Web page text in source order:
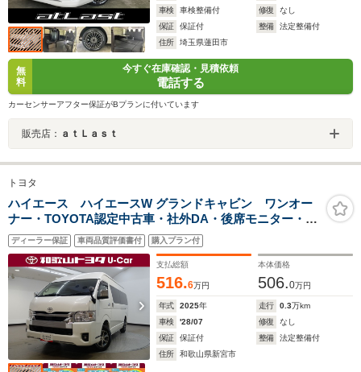
車検
車検整備付 修復
なし
保証
保証付 整備
法定整備付
住所
埼玉県蓮田市
無
料
今すぐ在庫確認・見積依頼
電話する
カーセンサーアフター保証がBプランに付いています
販売店： ａｔＬａｓｔ
トヨタ
ハイエース ハイエースW グランドキャビン ワンオー
ナー・TOYOTA認定中古車・社外DA・後席モニター・
AC100V電源・LEDヘッドライト・パノラミックビューモ
ニター・ETC
ディーラー保証 車両品質評価書付 購入プラン付
支払総額
516.6万円
本体価格
506.0万円
年式 2025年 走行 0.3万km
車検
'28/07 修復
なし
保証
保証付 整備
法定整備付
住所
和歌山県新宮市